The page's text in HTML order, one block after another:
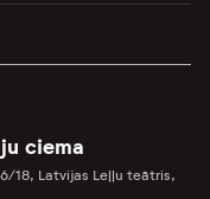
ciema
18, Latvijas Leļļu teātris,